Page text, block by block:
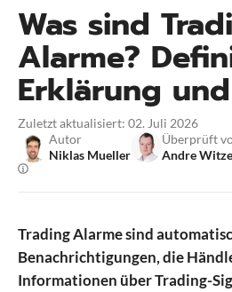
Was sind
Alarme?
Erklärung
Zuletzt aktualisiert: 02. Juli 2026
Autor
Niklas Mueller
Überprüft
Andre
Trading Alarme sind
Benachrichtigungen, die
Informationen über Trading-